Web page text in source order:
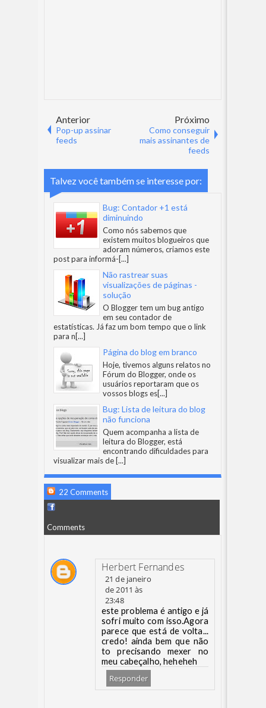
Anterior
Pop-up assinar
feeds
Próximo
Como conseguir
mais assinantes de
feeds
Talvez você também se interesse por:
Bug: Contador +1 está
diminuindo
Como nós sabemos que
existem muitos blogueiros que
adoram números, criamos este
post para informá-[...]
Não rastrear suas
visualizações de páginas -
solução
O Blogger tem um bug antigo
em seu contador de
estatísticas. Já faz um bom tempo que o link
para n[...]
Página do blog em branco
Hoje, tivemos alguns relatos no
Fórum do Blogger, onde os
usuários reportaram que os
vossos blogs es[...]
Bug: Lista de leitura do blog
não funciona
Quem acompanha a lista de
leitura do Blogger, está
encontrando dificuldades para
visualizar mais de [...]
22 Comments
Comments
Herbert Fernandes
21 de janeiro
de 2011 às
23:48
este problema é antigo e já
sofri muito com isso.Agora
parece que está de volta...
credo! ainda bem que não
to precisando mexer no
meu cabeçalho, heheheh
Responder